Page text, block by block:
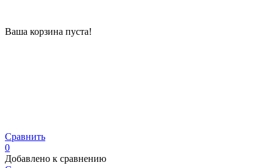
Ваша корзина пуста!
Сравнить
0
Добавлено к сравнению